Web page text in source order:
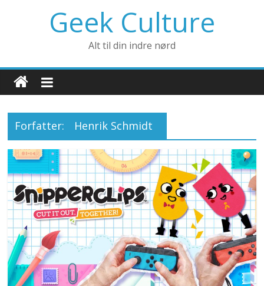
Geek Culture
Alt til din indre nørd
Forfatter: Henrik Schmidt